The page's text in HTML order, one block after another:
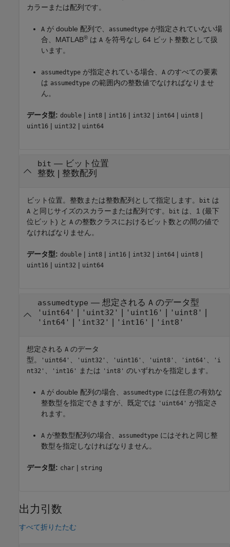
カラーまたは配列です。
A が double 配列で、 assumedtype が指定されていない場
合、MATLAB® は A を符号なし 64 ビット整数として扱
います。
assumedtype が指定されている場合、 A のすべての要素
は assumedtype の範囲内の整数値でなければなりませ
ん。
データ型: double | int8 | int16 | int32 | int64 | uint8 |
uint16 | uint32 | uint64
bit — ビット位置
整数 | 整数配列
ビット位置。整数または整数配列として指定します。 bit は
A と同じサイズのスカラーまたは配列です。 bit は、1 (最下
位ビット) と A の整数クラスにおけるビット数との間の値で
なければなりません。
データ型: double | int8 | int16 | int32 | int64 | uint8 |
uint16 | uint32 | uint64
assumedtype — 想定される Aのデータ型
'uint64' | 'uint32' | 'uint16' | 'uint8' |
'int64' | 'int32' | 'int16' | 'int8'
想定される A のデータ
型。
'uint64' 、 'uint32' 、 'uint16' 、 'uint8' 、 'int64' 、
'i
nt32' 、 'int16' または 'int8' のいずれかを指定します。
A が double 配列の場合、 assumedtype には任意の有効な
整数型を指定できますが、既定では 'uint64' が指定さ
れます。
A が整数型配列の場合、 assumedtype にはそれと同じ整
数型を指定しなければなりません。
データ型: char | string
出力引数
すべて折りたたむ